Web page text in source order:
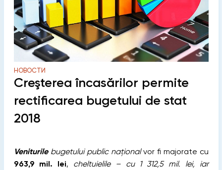
НОВОСТИ
Creşterea încasărilor permite
rectificarea bugetului de stat
2018
Veniturilebugetului public naționalvor fi majorate cu
963,9 mil. lei, cheltuielile – cu 1 312,5 mil. lei, iar